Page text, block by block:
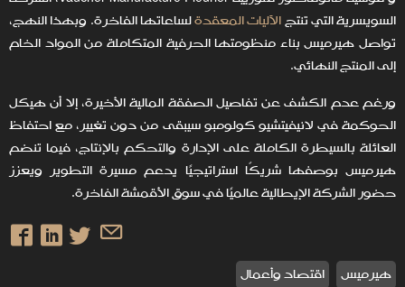
السويسرية التي تنتجالآليات المعقدةلساعاتها الفاخرة. وبهذا النهج،
تواصل هيرميس بناء منظومتها الحرفية المتكاملة من المواد الخام
إلى المنتج النهائي.
ورغم عدم الكشف عن تفاصيل الصفقة المالية الأخيرة، إلا أن هيكل
الحوكمة في لانيفيتشيو كولومبو سيبقى من دون تغيير، مع احتفاظ
العائلة بالسيطرة الكاملة على الإدارة والتحكم بالإنتاج، فيما تنضم
هيرميس بوصفها شريكًا استراتيجيًا يدعم مسيرة التطوير ويعزز
حضور الشركة الإيطالية عالميًا في سوق الأقمشة الفاخرة.
هيرميس اقتصاد وأعمال